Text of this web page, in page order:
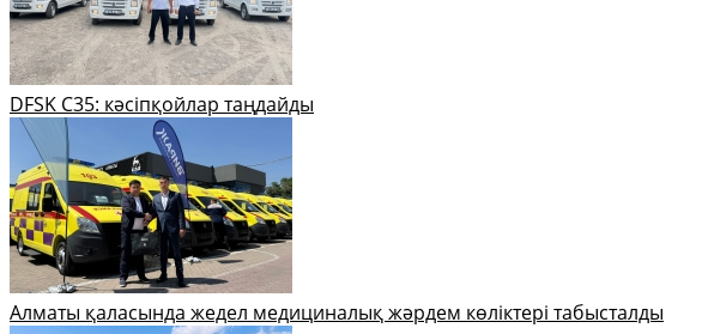
DFSK C35: кәсіпқойлар таңдайды
Алматы қаласында жедел медициналық жәрдем көліктері табысталды